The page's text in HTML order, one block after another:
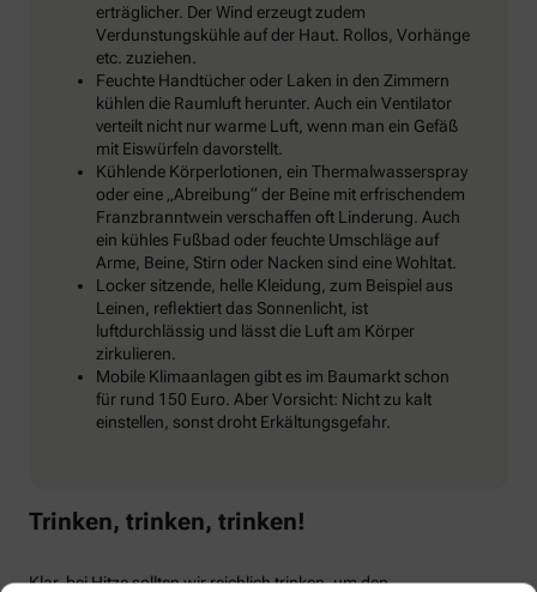
erträglicher. Der Wind erzeugt zudem
Verdunstungskühle auf der Haut. Rollos, Vorhänge
etc. zuziehen.
Feuchte Handtücher oder Laken in den Zimmern
kühlen die Raumluft herunter. Auch ein Ventilator
verteilt nicht nur warme Luft, wenn man ein Gefäß
mit Eiswürfeln davorstellt.
Kühlende Körperlotionen, ein Thermalwasserspray
oder eine „Abreibung“ der Beine mit erfrischendem
Franzbranntwein verschaffen oft Linderung. Auch
ein kühles Fußbad oder feuchte Umschläge auf
Arme, Beine, Stirn oder Nacken sind eine Wohltat.
Locker sitzende, helle Kleidung, zum Beispiel aus
Leinen, reflektiert das Sonnenlicht, ist
luftdurchlässig und lässt die Luft am Körper
zirkulieren.
Mobile Klimaanlagen gibt es im Baumarkt schon
für rund 150 Euro. Aber Vorsicht: Nicht zu kalt
einstellen, sonst droht Erkältungsgefahr.
Trinken, trinken, trinken!
Klar, bei Hitze sollten wir reichlich trinken, um den